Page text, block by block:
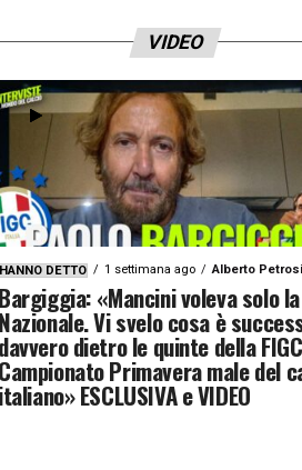
VIDEO
HANNO DETTO 1 settimana ago Alberto
Bargiggia: «Mancini voleva solo la
Nazionale. Vi svelo cosa è
davvero dietro le quinte della
Campionato Primavera male del
italiano» ESCLUSIVA e VIDEO